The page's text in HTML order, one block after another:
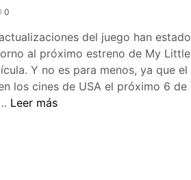
0
del juego han estado
al próximo estreno de My Little
Y no es para menos, ya que el
los cines de USA el próximo 6 de
La
Leer más